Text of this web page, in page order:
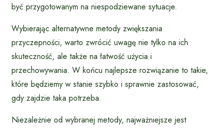
być przygotowanym na niespodziewane sytuacje.
Wybierając alternatywne metody zwiększania
przyczepności, warto zwrócić uwagę nie tylko na ich
skuteczność, ale także na łatwość użycia i
przechowywania. W końcu najlepsze rozwiązanie to takie,
które będziemy w stanie szybko i sprawnie zastosować,
gdy zajdzie taka potrzeba.
Niezależnie od wybranej metody, najważniejsze jest